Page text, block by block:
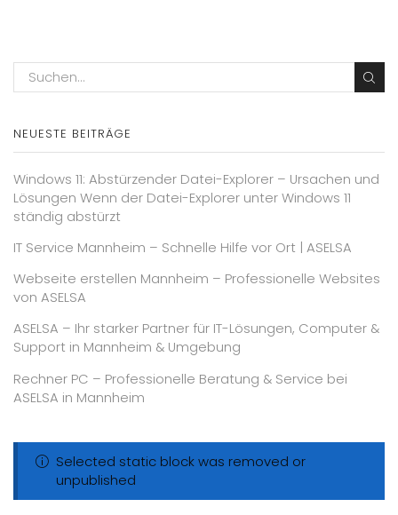
NEUESTE BEITRÄGE
Windows 11: Abstürzender Datei-Explorer – Ursachen und
Lösungen Wenn der Datei-Explorer unter Windows 11
ständig abstürzt
IT Service Mannheim – Schnelle Hilfe vor Ort | ASELSA
Webseite erstellen Mannheim – Professionelle Websites
von ASELSA
ASELSA – Ihr starker Partner für IT-Lösungen, Computer &
Support in Mannheim & Umgebung
Rechner PC – Professionelle Beratung & Service bei
ASELSA in Mannheim
Selected static block was removed or
unpublished